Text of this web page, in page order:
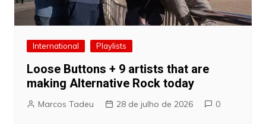
International Playlists
Loose Buttons + 9 artists that are
making Alternative Rock today
Marcos Tadeu 28 de julho de 2026 0